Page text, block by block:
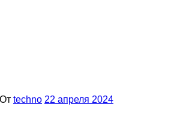
От techno 22 апреля 2024